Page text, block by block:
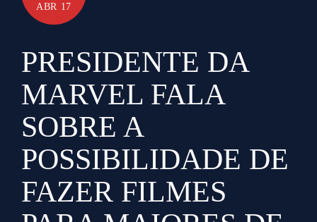
ABR 17
PRESIDENTE DA
MARVEL FALA
SOBRE A
POSSIBILIDADE DE
FAZER FILMES